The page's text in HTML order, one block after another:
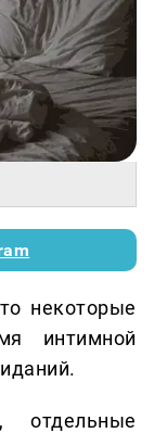
некоторые
интимной
отдельные